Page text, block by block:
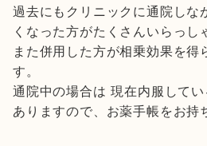
過去にもクリニックに通院しな
くなった方がたくさんいらっし
また併用した方が相乗効果を得
す。
通院中の場合は 現在内服して
ありますので、お薬手帳をお持